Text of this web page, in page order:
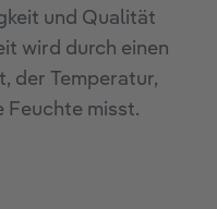
und Qualität
wird durch einen
der Temperatur,
Feuchte misst.